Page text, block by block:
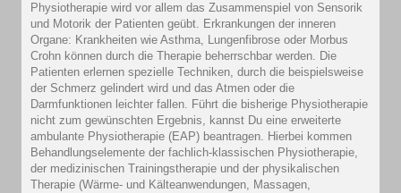
Physiotherapie wird vor allem das Zusammenspiel von Sensorik
und Motorik der Patienten geübt. Erkrankungen der inneren
Organe: Krankheiten wie Asthma, Lungenfibrose oder Morbus
Crohn können durch die Therapie beherrschbar werden. Die
Patienten erlernen spezielle Techniken, durch die beispielsweise
der Schmerz gelindert wird und das Atmen oder die
Darmfunktionen leichter fallen. Führt die bisherige Physiotherapie
nicht zum gewünschten Ergebnis, kannst Du eine erweiterte
ambulante Physiotherapie (EAP) beantragen. Hierbei kommen
Behandlungselemente der fachlich-klassischen Physiotherapie,
der medizinischen Trainingstherapie und der physikalischen
Therapie (Wärme- und Kälteanwendungen, Massagen,